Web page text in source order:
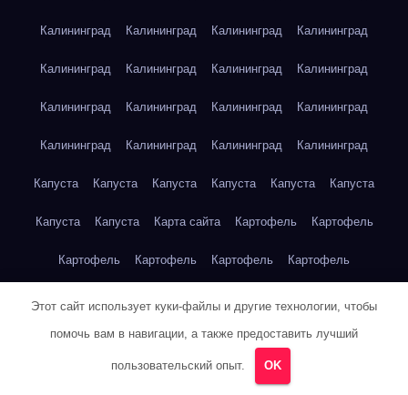
Калининград Калининград Калининград Калининград
Калининград Калининград Калининград Калининград
Калининград Калининград Калининград Калининград
Калининград Калининград Калининград Калининград
Капуста Капуста Капуста Капуста Капуста Капуста
Капуста Капуста Карта сайта Картофель Картофель
Картофель Картофель Картофель Картофель
Картофель Кейптаун
Кейптаун Кейптаун Кейптаун Кейптаун Кейптаун
Этот сайт использует куки-файлы и другие технологии, чтобы
помочь вам в навигации, а также предоставить лучший
пользовательский опыт. OK